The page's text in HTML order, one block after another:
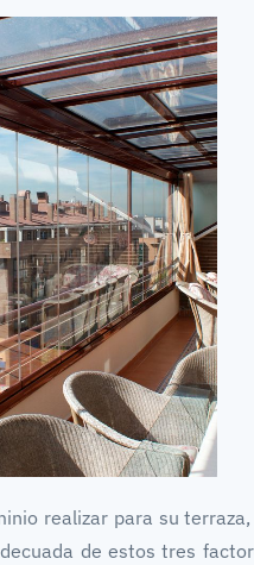
realizar para su
de estos tres